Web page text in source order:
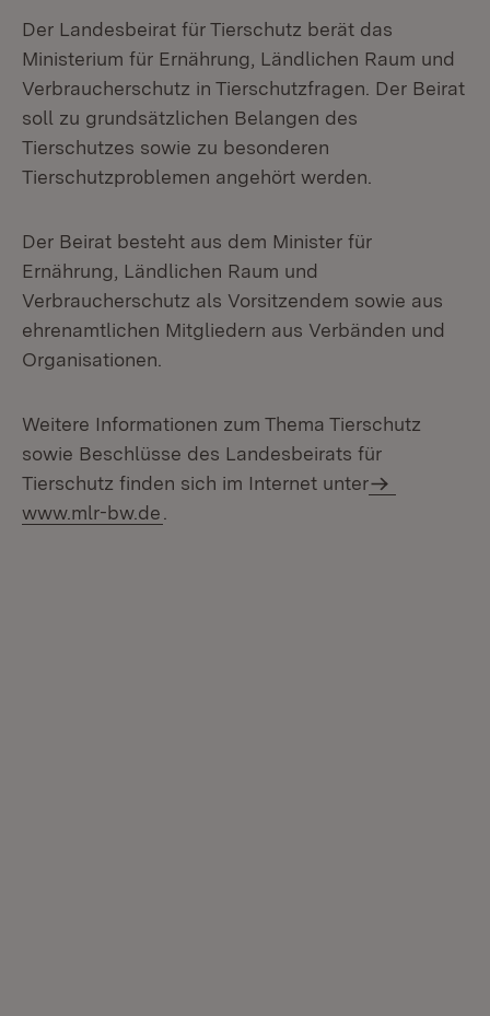
Der Landesbeirat für Tierschutz berät das
Ministerium für Ernährung, Ländlichen Raum und
Verbraucherschutz in Tierschutzfragen. Der Beirat
soll zu grundsätzlichen Belangen des
Tierschutzes sowie zu besonderen
Tierschutzproblemen angehört werden.
Der Beirat besteht aus dem Minister für
Ernährung, Ländlichen Raum und
Verbraucherschutz als Vorsitzendem sowie aus
ehrenamtlichen Mitgliedern aus Verbänden und
Organisationen.
Weitere Informationen zum Thema Tierschutz
sowie Beschlüsse des Landesbeirats für
Tierschutz finden sich im Internet unter
www.mlr-bw.de